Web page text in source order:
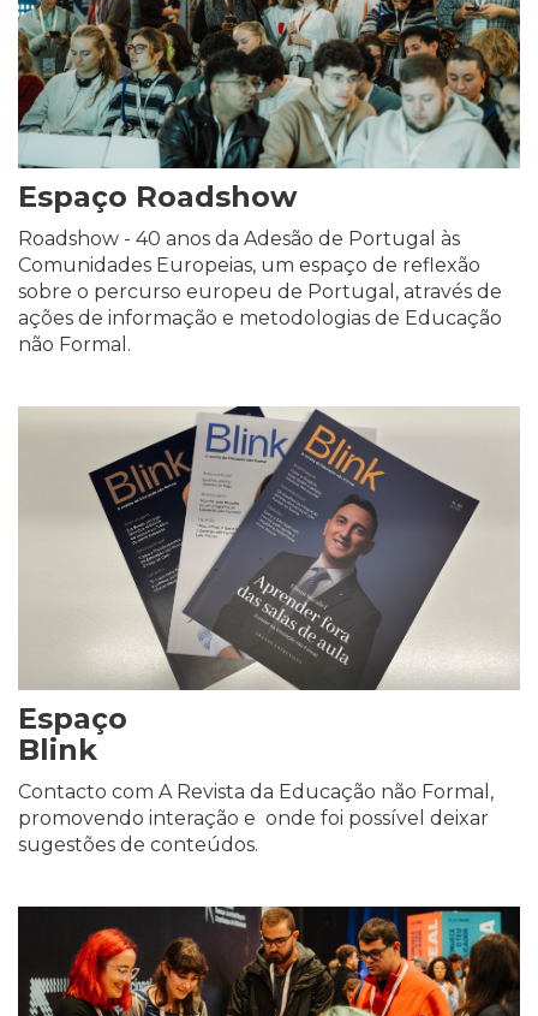
Espaço Roadshow
Roadshow - 40 anos da Adesão de Portugal às
Comunidades Europeias, um espaço de reflexão
sobre o percurso europeu de Portugal, através de
ações de informação e metodologias de Educação
não Formal.
Espaço
Blink
Contacto com A Revista da Educação não Formal,
promovendo interação e onde foi possível deixar
sugestões de conteúdos.